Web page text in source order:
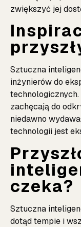
zwiększyć jej
Sztuczna
inżynierów do
zachęcają do
niedawno
technologii jest
czeka?
Sztuczna
dotąd tempie i